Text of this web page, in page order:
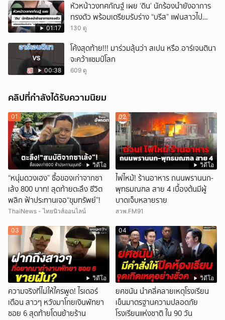
01:17
หัวหน้าวงทศกัณฐ์ เผย ‘ดิน’ นักร้องนำยังอาการ
ทรงตัว พร้อมเตรียมรับร่าง “บรีส” แฟนสาวไป
ประกอบพิธี
130 ดู
00:38
โค้งสุดท้าย!!! มาร่วมลุ้นว่า สเปน หรือ อาร์เจนตินา
จะคว้าแชมป์โลก
609 ดู
คลิปที่กำลังได้รับความนิยม
วิดีโอ
01
“หนุ่มดวงเฮง” ซื้อของเก่าจากซา
เล้ง 800 บาท! สุดท้ายตะลึง ชีวิต
พลิก ฟ้าประทานเจอ“ขุมทรัพย์”!
ThaiNews - ไทยนิวส์ออนไลน์
วิดีโอ
02
ไฟไหม้! ร้านอาหาร ถนนพรานนก-
พุทธมณฑล สาย 4 เบื้องต้นมีผู้
บาดเจ็บหลายราย
สวพ.FM91
วิดีโอ
03
ความจริงที่ไม่ให้ใครพูด! ไรเดอร์
เตือน สาวๆ หวังมาโกยเงินพัทยา
ซอย 6 สุดท้ายโดนย้ายร้าน
วิดีโอ
04
ยศชนัน นำคลี่คลายเหตุโรงเรียน
เข็นมาตรฐานความปลอดภัย
โรงเรียนแห่งชาติ ใน 90 วัน